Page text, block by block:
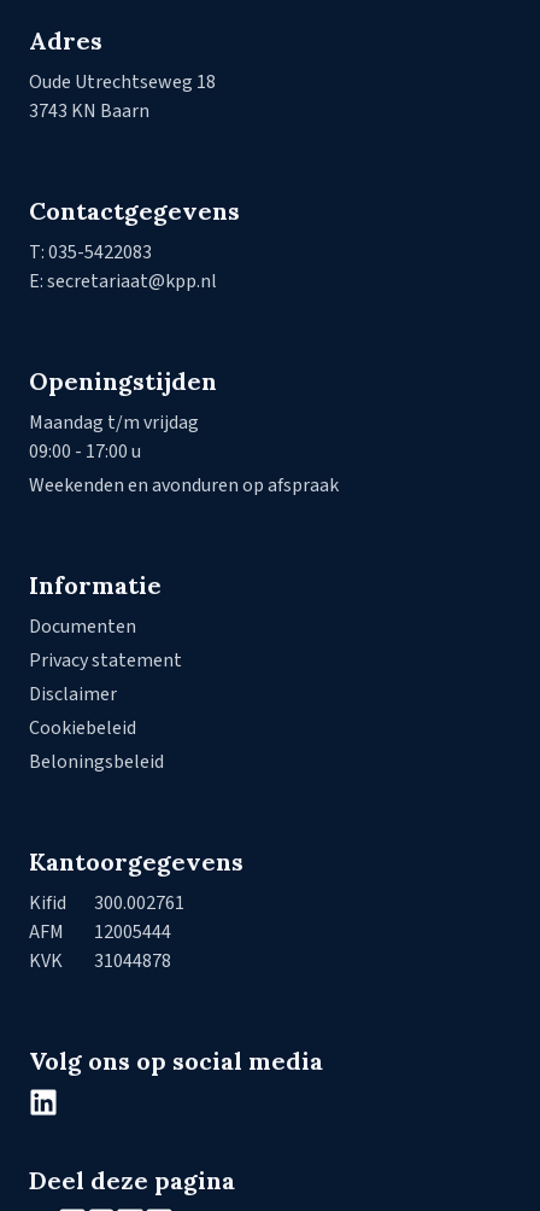
Adres
Oude Utrechtseweg 18
3743 KN Baarn
Contactgegevens
T: 035-5422083
E: secretariaat@kpp.nl
Openingstijden
Maandag t/m vrijdag
09:00 - 17:00 u
Weekenden en avonduren op afspraak
Informatie
Documenten
Privacy statement
Disclaimer
Cookiebeleid
Beloningsbeleid
Kantoorgegevens
Kifid
300.002761
AFM
12005444
KVK
31044878
Volg ons op social media
Deel deze pagina